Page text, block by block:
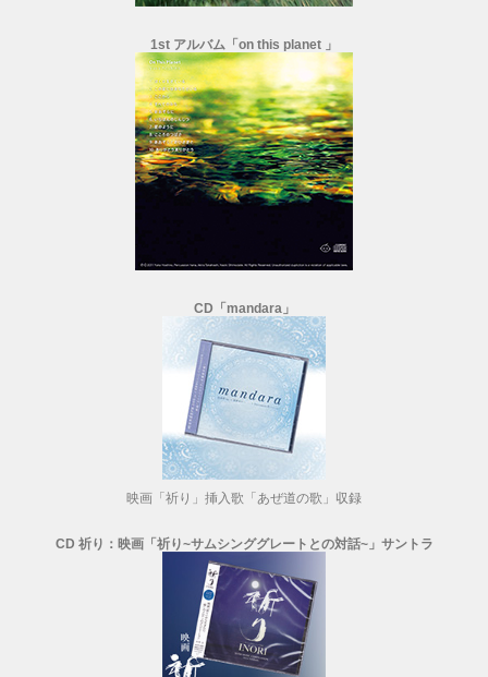
1st アルバム「on this planet 」
CD「mandara」
映画「祈り」挿入歌「あぜ道の歌」収録
CD 祈り：映画「祈り~サムシンググレートとの対話~」サントラ